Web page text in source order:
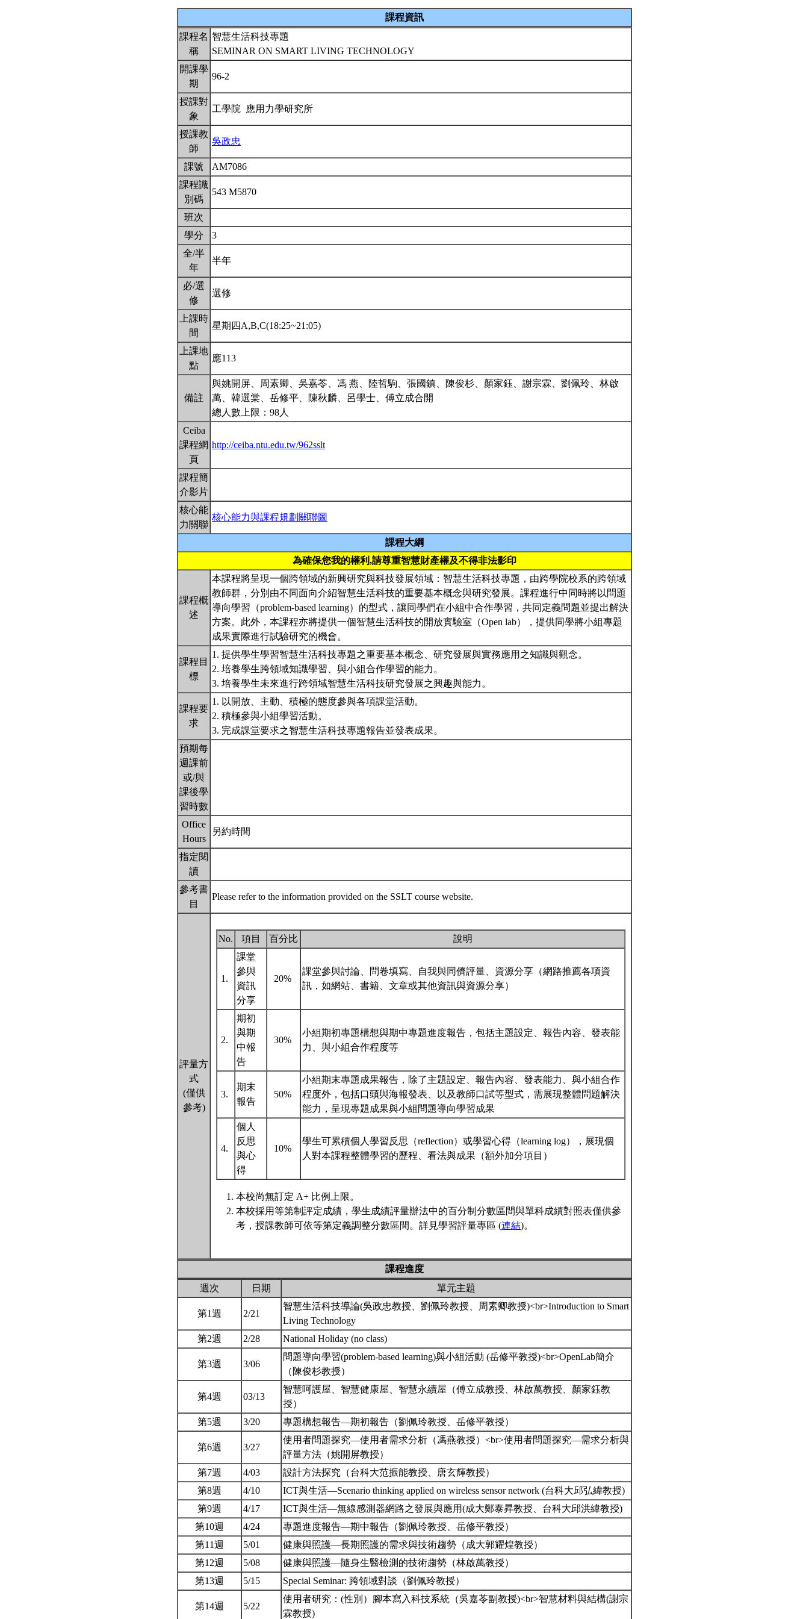
課程資訊
課程名
稱
智慧生活科技專題
SEMINAR ON SMART LIVING TECHNOLOGY
開課學
期
96-2
授課對
象
工學院 應用力學研究所
授課教
師
吳政忠
課號
AM7086
課程識
別碼
543 M5870
班次
學分
3
全/半
年
半年
必/選
修
選修
上課時
間
星期四A,B,C(18:25~21:05)
上課地
點
應113
備註
與姚開屏、周素卿、吳嘉苓、馮 燕、陸哲駒、張國鎮、陳俊杉、顏家鈺、謝宗霖、劉佩玲、林啟
萬、韓選棠、岳修平、陳秋麟、呂學士、傅立成合開
總人數上限：98人
Ceiba
課程網
頁
http://ceiba.ntu.edu.tw/962sslt
課程簡
介影片
核心能
力關聯
核心能力與課程規劃關聯圖
課程大綱
為確保您我的權利,請尊重智慧財產權及不得非法影印
課程概
述
本課程將呈現一個跨領域的新興研究與科技發展領域：智慧生活科技專題，由跨學院校系的跨領域
教師群，分別由不同面向介紹智慧生活科技的重要基本概念與研究發展。課程進行中同時將以問題
導向學習（problem-based learning）的型式，讓同學們在小組中合作學習，共同定義問題並提出解決
方案。此外，本課程亦將提供一個智慧生活科技的開放實驗室（Open lab），提供同學將小組專題
成果實際進行試驗研究的機會。
課程目
標
1. 提供學生學習智慧生活科技專題之重要基本概念、研究發展與實務應用之知識與觀念。
2. 培養學生跨領域知識學習、與小組合作學習的能力。
3. 培養學生未來進行跨領域智慧生活科技研究發展之興趣與能力。
課程要
求
1. 以開放、主動、積極的態度參與各項課堂活動。
2. 積極參與小組學習活動。
3. 完成課堂要求之智慧生活科技專題報告並發表成果。
預期每
週課前
或/與
課後學
習時數
Office
Hours
另約時間
指定閱
讀
參考書
目
Please refer to the information provided on the SSLT course website.
評量方
式
(僅供
參考)
No. 項目 百分比 說明
1.
課堂
參與
資訊
分享
20%
課堂參與討論、問卷填寫、自我與同儕評量、資源分享（網路推薦各項資
訊，如網站、書籍、文章或其他資訊與資源分享）
2.
期初
與期
中報
告
30%
小組期初專題構想與期中專題進度報告，包括主題設定、報告內容、發表能
力、與小組合作程度等
3.
期末
報告
50%
小組期末專題成果報告，除了主題設定、報告內容、發表能力、與小組合作
程度外，包括口頭與海報發表、以及教師口試等型式，需展現整體問題解決
能力，呈現專題成果與小組問題導向學習成果
4.
個人
反思
與心
得
10%
學生可累積個人學習反思（reflection）或學習心得（learning log），展現個
人對本課程整體學習的歷程、看法與成果（額外加分項目）
本校尚無訂定 A+ 比例上限。
本校採用等第制評定成績，學生成績評量辦法中的百分制分數區間與單科成績對照表僅供參
考，授課教師可依等第定義調整分數區間。詳見學習評量專區 (連結)。
課程進度
週次
日期 單元主題
第1週 2/21
智慧生活科技導論(吳政忠教授、劉佩玲教授、周素卿教授)<br>Introduction to Smart
Living Technology
第2週
2/28 National Holiday (no class)
第3週 3/06
問題導向學習(problem-based learning)與小組活動 (岳修平教授)<br>OpenLab簡介
（陳俊杉教授）
第4週 03/13
智慧呵護屋、智慧健康屋、智慧永續屋（傅立成教授、林啟萬教授、顏家鈺教
授）
第5週
3/20 專題構想報告—期初報告（劉佩玲教授、岳修平教授）
第6週 3/27
使用者問題探究—使用者需求分析（馮燕教授）<br>使用者問題探究—需求分析與
評量方法（姚開屏教授）
第7週
4/03
設計方法探究（台科大范振能教授、唐玄輝教授）
第8週
4/10
ICT與生活—Scenario thinking applied on wireless sensor network (台科大邱弘緯教授)
第9週
4/17
ICT與生活—無線感測器網路之發展與應用(成大鄭泰昇教授、台科大邱洪緯教授)
第10週
4/24
專題進度報告—期中報告（劉佩玲教授、岳修平教授）
第11週
5/01
健康與照護—長期照護的需求與技術趨勢（成大郭耀煌教授）
第12週
5/08
健康與照護—隨身生醫檢測的技術趨勢（林啟萬教授）
第13週
5/15 Special Seminar: 跨領域對談（劉佩玲教授）
第14週 5/22
使用者研究：(性別）腳本寫入科技系統（吳嘉苓副教授)<br>智慧材料與結構(謝宗
霖教授)